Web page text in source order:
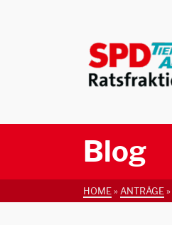
Blog
HOME» ANTRÄGE»